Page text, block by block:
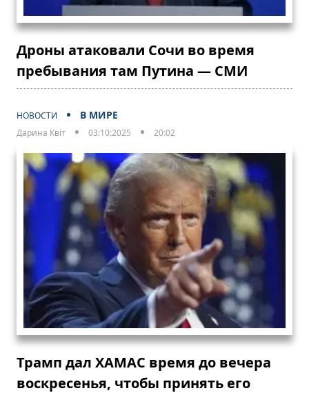
Дроны атаковали Сочи во время
пребывания там Путина — СМИ
НОВОСТИ В МИРЕ
Дарина Квіт 03:10:2025 20:02
Трамп дал ХАМАС время до вечера
воскресенья, чтобы принять его